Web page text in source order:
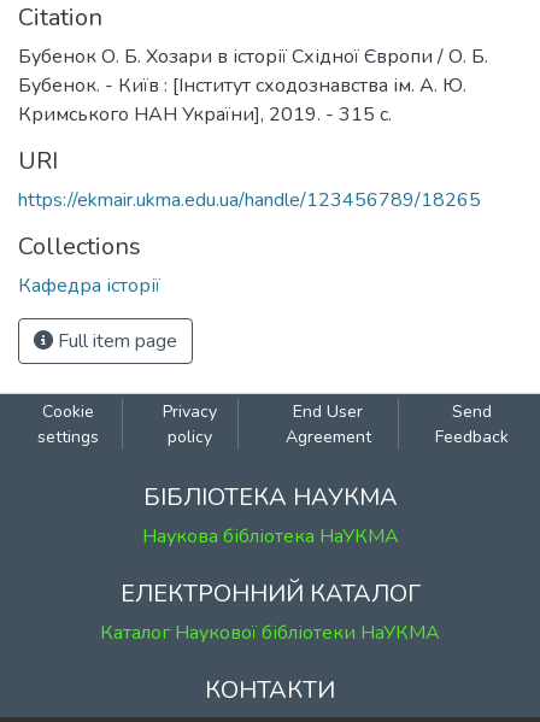
Citation
Бубенок О. Б. Хозари в історії Східної Європи / О. Б.
Бубенок. - Київ : [Інститут сходознавства ім. А. Ю.
Кримського НАН України], 2019. - 315 с.
URI
https://ekmair.ukma.edu.ua/handle/123456789/18265
Collections
Кафедра історії
Full item page
Cookie
settings
Privacy
policy
End User
Agreement
Send
Feedback
БІБЛІОТЕКА НАУКМА
Наукова бібліотека НаУКМА
ЕЛЕКТРОННИЙ КАТАЛОГ
Каталог Наукової бібліотеки НаУКМА
КОНТАКТИ